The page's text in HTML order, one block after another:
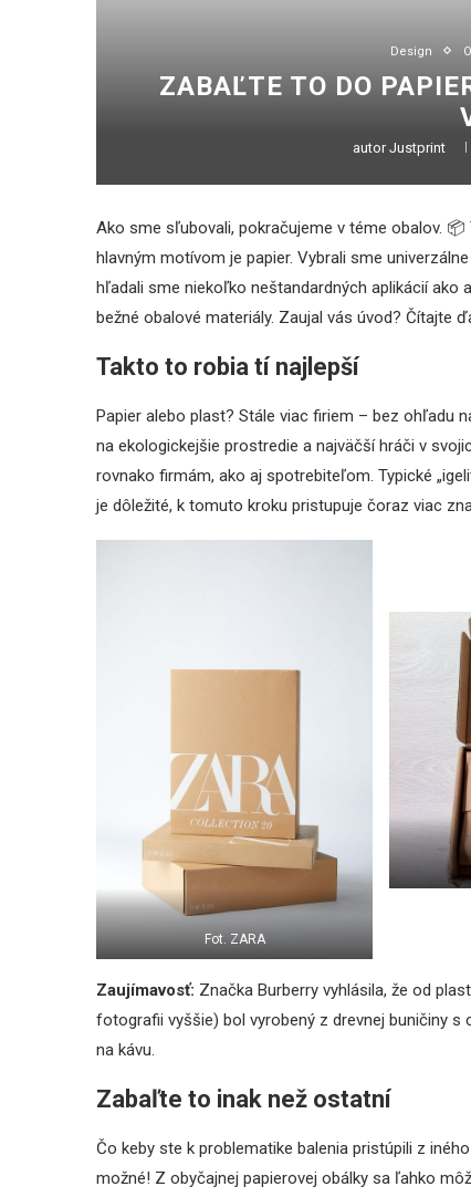
Design
ZABAĽTE TO DO
autorJustprint
Ako sme sľubovali, pokračujeme v téme obalov.
hlavným motívom je papier. Vybrali sme
hľadali sme niekoľko neštandardných aplikácií ako
bežné obalové materiály. Zaujal vás úvod? Čítajte
Takto to robia tí najlepší
Papier alebo plast? Stále viac firiem – bez ohľadu
na ekologickejšie prostredie a najväčší hráči v
rovnako firmám, ako aj spotrebiteľom. Typické
je dôležité, k ​​tomuto kroku pristupuje čoraz viac
Fot. ZARA
Zaujímavosť: Značka Burberry vyhlásila, že od
fotografii vyššie) bol vyrobený z drevnej buničiny
na kávu.
Zabaľte to inak než ostatní
Čo keby ste k problematike balenia pristúpili z
možné! Z obyčajnej papierovej obálky sa ľahko